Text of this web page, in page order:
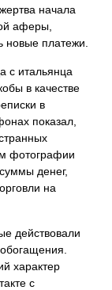
начала
аферы,
новые платежи.
с итальянца
в качестве
в
показал,
фотографии
денег,
на
действовали
характер
с